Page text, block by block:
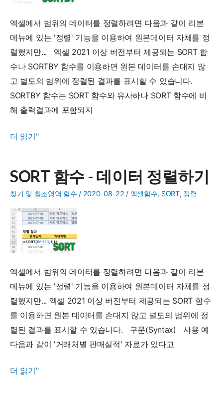
기
엑셀에서 범위의 데이터를 정렬하려면 다음과 같이 리본
메뉴에 있는 '정렬' 기능을 이용하여 원본데이터 자체를 정
렬했지만... 엑셀 2021 이상 버전부터 제공되는 SORT 함
수나 SORTBY 함수를 이용하면 원본 데이터를 손대지 않
고 별도의 범위에 정렬된 결과를 표시할 수 있습니다.
SORTBY 함수는 SORT 함수와 유사하나 SORT 함수에 비
해 출력결과에 포함되지
SORTBY
-
범
위
의
값
을
기
준
으
로
데
이
정
더 읽기"
SORT 함수 - 데이터 정렬하기
찾기 및 참조영역 함수 / 2020-08-22 / 엑셀함수, SORT, 정렬
엑셀에서 범위의 데이터를 정렬하려면 다음과 같이 리본
메뉴에 있는 '정렬' 기능을 이용하여 원본데이터 자체를 정
렬했지만... 엑셀 2021 이상 버전부터 제공되는 SORT 함수
를 이용하면 원본 데이터를 손대지 않고 별도의 범위에 정
렬된 결과를 표시할 수 있습니다. 구문(Syntax) 사용 예
다음과 같이 '거래처별 판매실적' 자료가 있다고
SORT
더 읽기"